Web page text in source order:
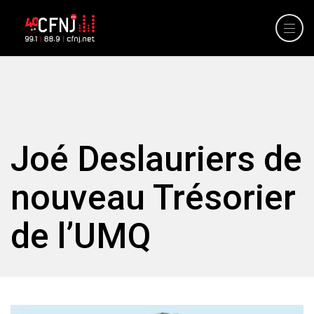
Joé Deslauriers de
nouveau Trésorier
de l’UMQ